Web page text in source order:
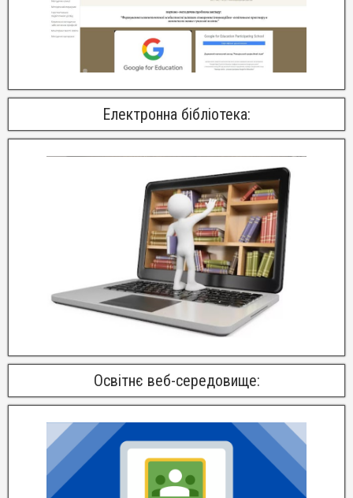
Електронна бібліотека:
Освітнє веб-середовище: